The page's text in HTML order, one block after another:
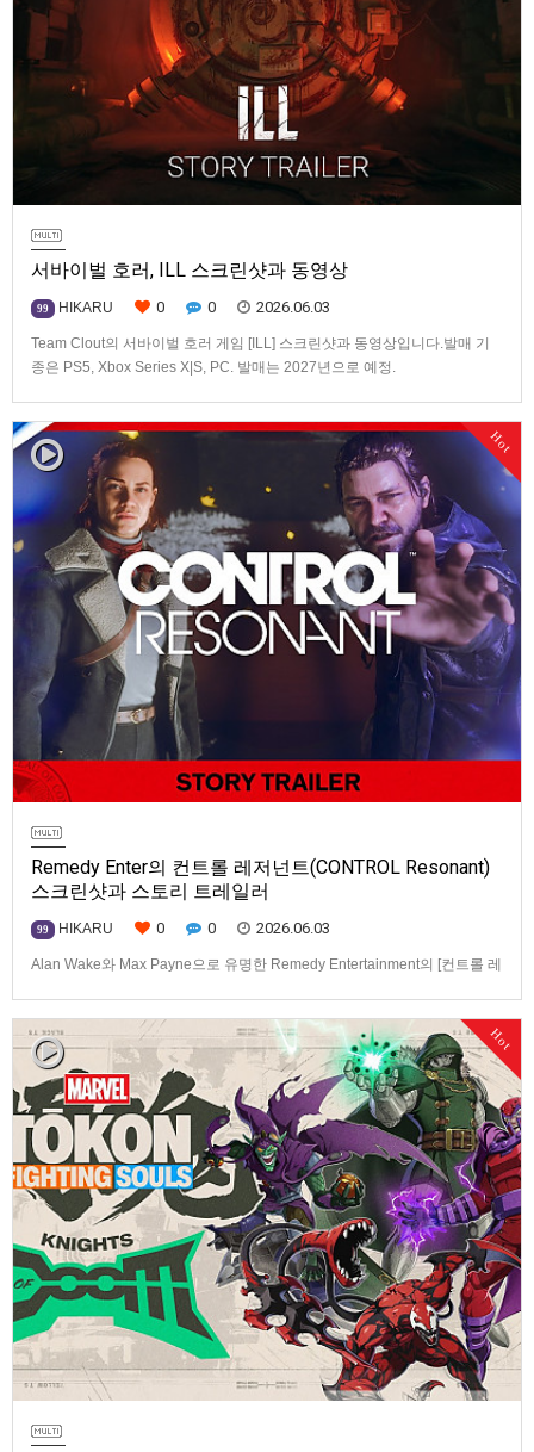
서바이벌 호러, ILL 스크린샷과 동영상
99 HIKARU 0 0 2026.06.03
Team Clout의 서바이벌 호러 게임 [ILL] 스크린샷과 동영상입니다.발매 기
종은 PS5, Xbox Series X|S, PC. 발매는 2027년으로 예정.
Hot
Remedy Enter의 컨트롤 레저넌트(CONTROL Resonant)
스크린샷과 스토리 트레일러
99 HIKARU 0 0 2026.06.03
Alan Wake와 Max Payne으로 유명한 Remedy Entertainment의 [컨트롤 레
년 9월 24일로 예정.
Hot